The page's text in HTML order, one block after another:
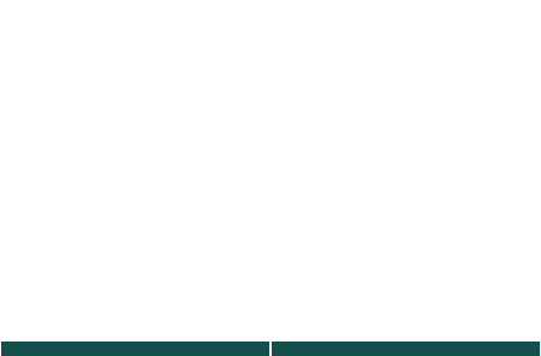
Cookie-Einstellung